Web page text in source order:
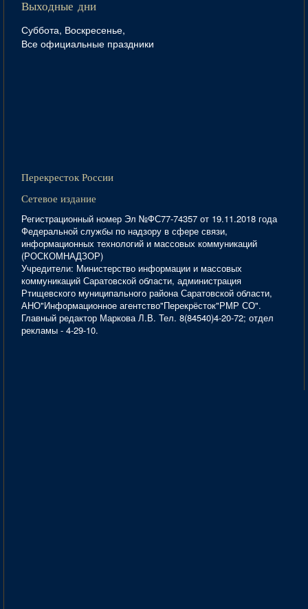
Выходные дни
Суббота, Воскресенье,
Все официальные праздники
Перекресток России
Сетевое издание
Регистрационный номер Эл №ФС77-74357 от 19.11.2018 года
Федеральной службы по надзору в сфере связи,
информационных технологий и массовых коммуникаций
(РОСКОМНАДЗОР)
Учредители: Министерство информации и массовых
коммуникаций Саратовской области, администрация
Ртищевского муниципального района Саратовской области,
АНО"Информационное агентство"Перекрёсток"РМР СО".
Главный редактор Маркова Л.В. Тел. 8(84540)4-20-72; отдел
рекламы - 4-29-10.